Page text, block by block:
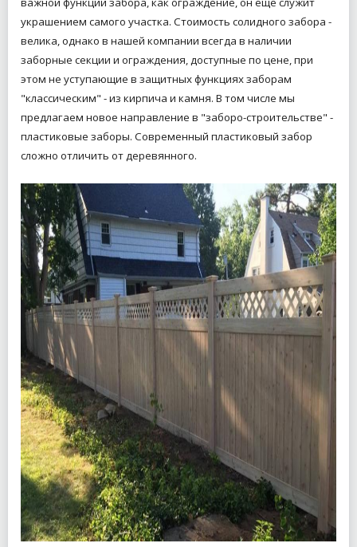
украшением самого участка. Стоимость солидного забора -
велика, однако в нашей компании всегда в наличии
заборные секции и ограждения, доступные по цене, при
этом не уступающие в защитных функциях заборам
"классическим" - из кирпича и камня. В том числе мы
предлагаем новое направление в "заборо-строительстве" -
пластиковые заборы. Современный пластиковый забор
сложно отличить от деревянного.